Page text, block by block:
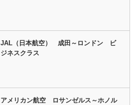
JAL（日本航空） 成田～ロンドン ビ
ジネスクラス
アメリカン航空 ロサンゼルス～ホノル